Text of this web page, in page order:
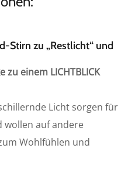
Stirn zu „Restlicht“ und
einem LICHTBLICK
Licht sorgen für
wollen auf andere
Wohlfühlen und